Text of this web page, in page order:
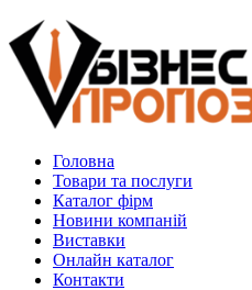
Головна
Товари та послуги
Каталог фірм
Новини компаній
Виставки
Онлайн каталог
Контакти